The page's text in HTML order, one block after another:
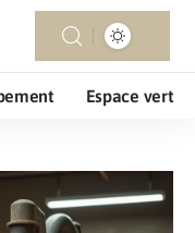
Espace vert